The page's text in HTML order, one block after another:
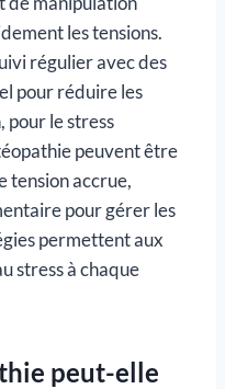
les tensions.
régulier avec des
pour réduire les
pour le stress
peuvent être
tension accrue,
pour gérer les
permettent aux
stress à chaque
peut-elle